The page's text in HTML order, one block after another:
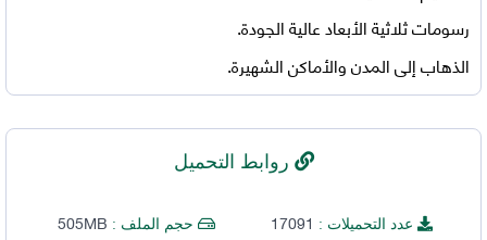
رسومات ثلاثية الأبعاد عالية الجودة.
الذهاب إلى المدن والأماكن الشهيرة.
روابط التحميل
عدد التحميلات : 17091 حجم الملف : 505MB